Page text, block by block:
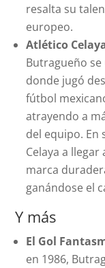
resalta su
europeo.
Atlético
Butragueño se
donde jugó
fútbol
atrayendo a
del equipo. En
Celaya a
marca
ganándose el
Y más
El Gol
en 1986,